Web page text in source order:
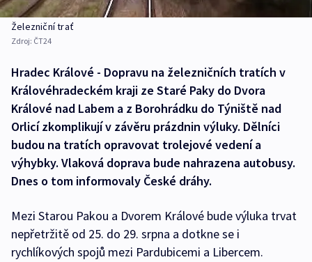
Železniční trať
Zdroj: ČT24
Hradec Králové - Dopravu na železničních tratích v
Královéhradeckém kraji ze Staré Paky do Dvora
Králové nad Labem a z Borohrádku do Týniště nad
Orlicí zkomplikují v závěru prázdnin výluky. Dělníci
budou na tratích opravovat trolejové vedení a
výhybky. Vlaková doprava bude nahrazena autobusy.
Dnes o tom informovaly České dráhy.
Mezi Starou Pakou a Dvorem Králové bude výluka trvat
nepřetržitě od 25. do 29. srpna a dotkne se i
rychlíkových spojů mezi Pardubicemi a Libercem.